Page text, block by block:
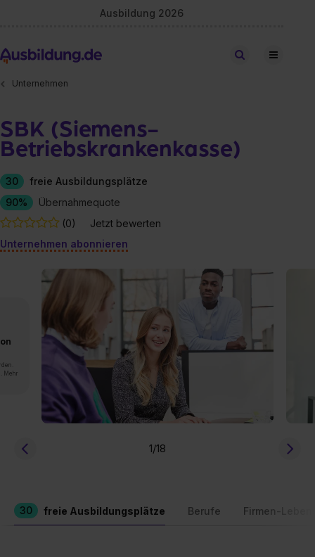
Ausbildung 2026
Stellen finden
Unternehmen
SBK (Siemens-
Betriebskrankenkasse)
30
freie Ausbildungsplätze
90%
Übernahmequote
(0)
Jetzt bewerten
Unternehmen abonnieren
Mehr
1/18
30 freie Ausbildungsplätze Berufe Firmen-